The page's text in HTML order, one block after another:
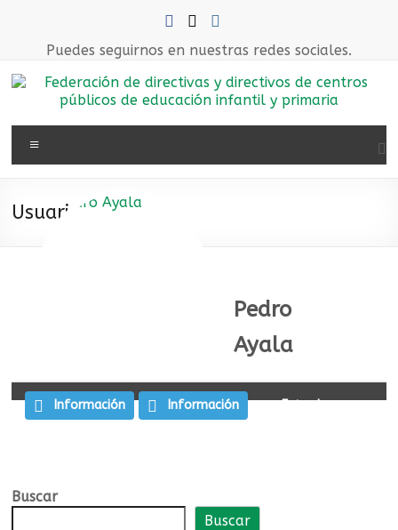
contenidoPuedes seguirnos en nuestras redes sociales.
Federación
de
directivas
de
y
Usuario
Pedro
Ayala
Información Información
Entradas
Buscar
Buscar